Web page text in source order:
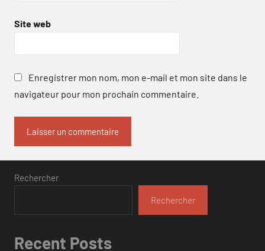
Site web
Enregistrer mon nom, mon e-mail et mon site dans le
navigateur pour mon prochain commentaire.
Rechercher
Rechercher
Recent Posts